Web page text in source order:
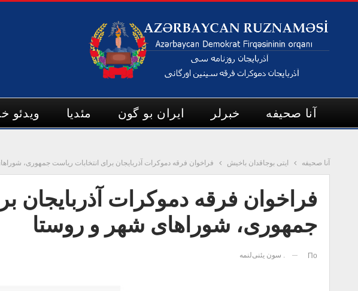
آنا صحیفه خبرلر ایران بو گون مئدیا ویدئو
آنا صحیفه ایتی بوجاقدان باخیش فراخوان فرقه دموکرات آذربایجان برای انتخابات ریاست جمهوری،
فراخوان فرقه دموکرات آذربایجان
جمهوری، شوراهای شهر و روستا
По . سون یئنی‌لنمه